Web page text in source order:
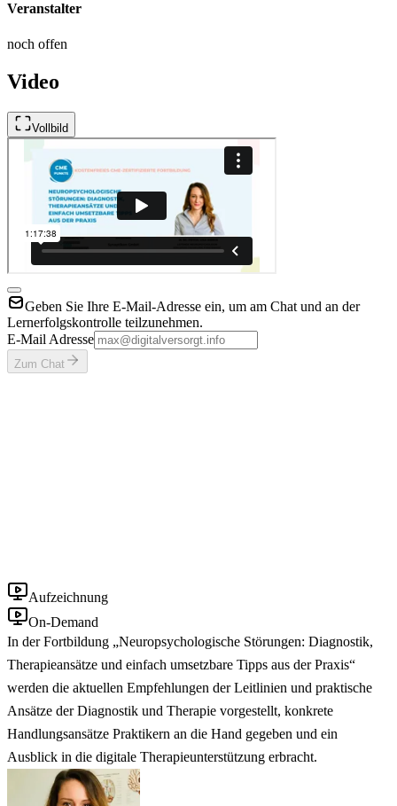
Veranstalter
noch offen
Video
Vollbild
Geben Sie Ihre E-Mail-Adresse ein, um am Chat und an der
Lernerfolgskontrolle teilzunehmen.
E-Mail Adresse
Zum Chat
Aufzeichnung
On-Demand
In der Fortbildung „Neuropsychologische Störungen: Diagnostik,
Therapieansätze und einfach umsetzbare Tipps aus der Praxis“
werden die aktuellen Empfehlungen der Leitlinien und praktische
Ansätze der Diagnostik und Therapie vorgestellt, konkrete
Handlungsansätze Praktikern an die Hand gegeben und ein
Ausblick in die digitale Therapieunterstützung erbracht.